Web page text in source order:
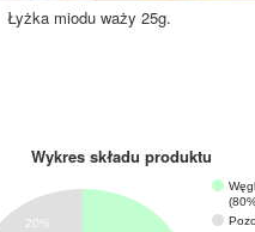
Łyżka miodu waży 25g.
Wykres składu produktu
20%